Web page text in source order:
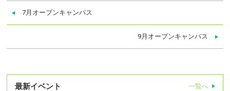
7月オープンキャンパス
9月オープンキャンパス
最新イベント 一覧へ